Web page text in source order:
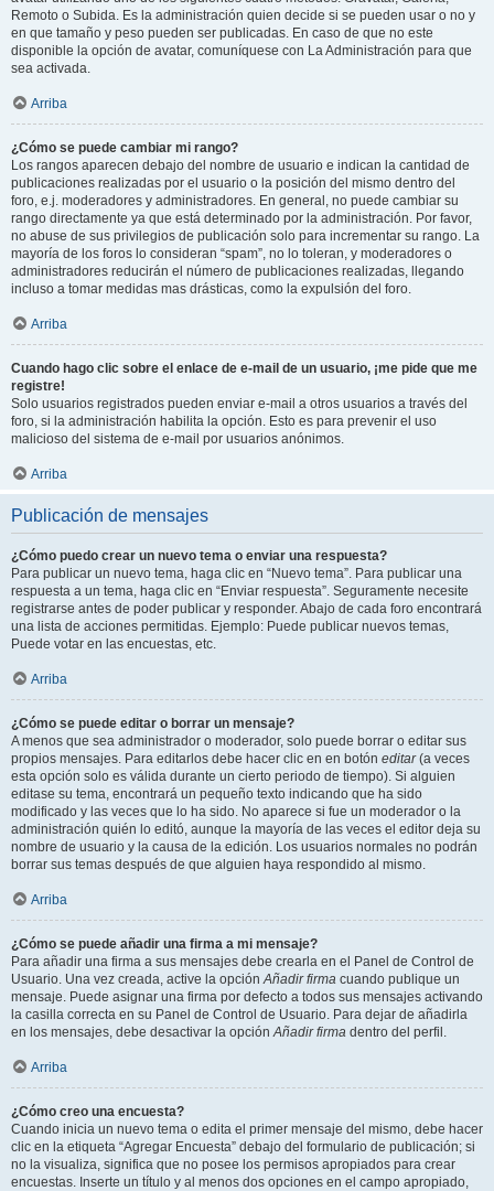
Remoto o Subida. Es la administración quien decide si se pueden usar o no y
en que tamaño y peso pueden ser publicadas. En caso de que no este
disponible la opción de avatar, comuníquese con La Administración para que
sea activada.
Arriba
¿Cómo se puede cambiar mi rango?
Los rangos aparecen debajo del nombre de usuario e indican la cantidad de
publicaciones realizadas por el usuario o la posición del mismo dentro del
foro, e.j. moderadores y administradores. En general, no puede cambiar su
rango directamente ya que está determinado por la administración. Por favor,
no abuse de sus privilegios de publicación solo para incrementar su rango. La
mayoría de los foros lo consideran “spam”, no lo toleran, y moderadores o
administradores reducirán el número de publicaciones realizadas, llegando
incluso a tomar medidas mas drásticas, como la expulsión del foro.
Arriba
Cuando hago clic sobre el enlace de e-mail de un usuario, ¡me pide que me
registre!
Solo usuarios registrados pueden enviar e-mail a otros usuarios a través del
foro, si la administración habilita la opción. Esto es para prevenir el uso
malicioso del sistema de e-mail por usuarios anónimos.
Arriba
Publicación de mensajes
¿Cómo puedo crear un nuevo tema o enviar una respuesta?
Para publicar un nuevo tema, haga clic en “Nuevo tema”. Para publicar una
respuesta a un tema, haga clic en “Enviar respuesta”. Seguramente necesite
registrarse antes de poder publicar y responder. Abajo de cada foro encontrará
una lista de acciones permitidas. Ejemplo: Puede publicar nuevos temas,
Puede votar en las encuestas, etc.
Arriba
¿Cómo se puede editar o borrar un mensaje?
A menos que sea administrador o moderador, solo puede borrar o editar sus
propios mensajes. Para editarlos debe hacer clic en en botón editar(a veces
esta opción solo es válida durante un cierto periodo de tiempo). Si alguien
editase su tema, encontrará un pequeño texto indicando que ha sido
modificado y las veces que lo ha sido. No aparece si fue un moderador o la
administración quién lo editó, aunque la mayoría de las veces el editor deja su
nombre de usuario y la causa de la edición. Los usuarios normales no podrán
borrar sus temas después de que alguien haya respondido al mismo.
Arriba
¿Cómo se puede añadir una firma a mi mensaje?
Para añadir una firma a sus mensajes debe crearla en el Panel de Control de
Usuario. Una vez creada, active la opciónAñadir firma cuando publique un
mensaje. Puede asignar una firma por defecto a todos sus mensajes activando
la casilla correcta en su Panel de Control de Usuario. Para dejar de añadirla
en los mensajes, debe desactivar la opciónAñadir firma dentro del perfil.
Arriba
¿Cómo creo una encuesta?
Cuando inicia un nuevo tema o edita el primer mensaje del mismo, debe hacer
clic en la etiqueta “Agregar Encuesta” debajo del formulario de publicación; si
no la visualiza, significa que no posee los permisos apropiados para crear
encuestas. Inserte un título y al menos dos opciones en el campo apropiado,